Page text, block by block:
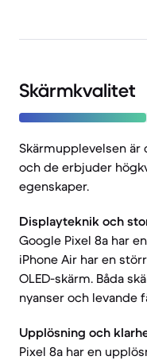
Skärmkvalitet
Skärmupplevelsen
och de erbjuder
egenskaper.
Displayteknik och
Google Pixel 8a har
iPhone Air har en
OLED-skärm. Båda
nyanser och levande
Upplösning och
Pixel 8a har en